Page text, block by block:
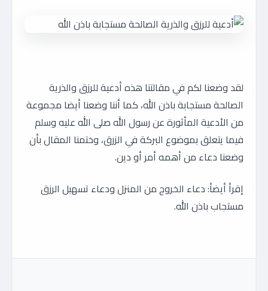
لقد وضعنا لكم في مقالتنا هذه أدعية للرزق والذرية
الصالحة مستجابة باذن الله، كما أننا وضعنا أيضا مجموعة
من الأدعية المأثورة عن رسول الله صلى الله عليه وسلم
فيما يتعلق بموضوع البركة في الزرق، وختمنا المقال بأن
وضعنا دعاء من أهمه أمر أو دين.
إقرأ أيضأ: دعاء الخروج من المنزل ودعاء تسهيل الرزق
مستجاب باذن الله.